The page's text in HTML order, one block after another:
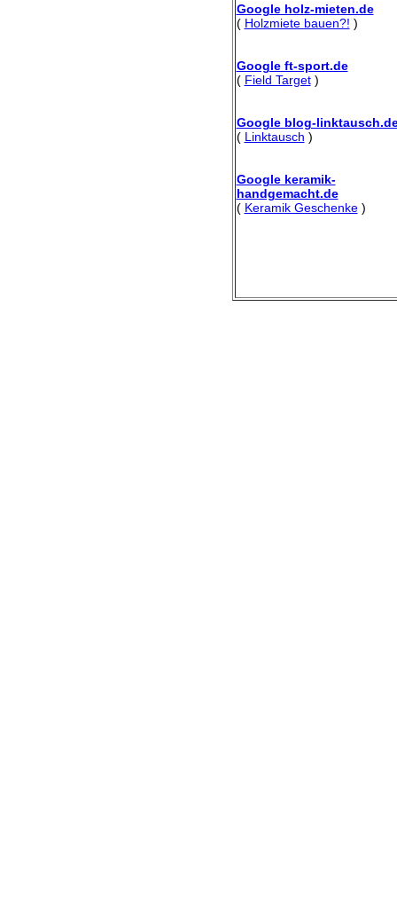
Google holz-mieten.de
( Holzmiete bauen?! )
Google ft-sport.de
( Field Target)
Google blog-
( Linktausch )
Google keramik-
handgemacht.de
( Keramik Geschenke)